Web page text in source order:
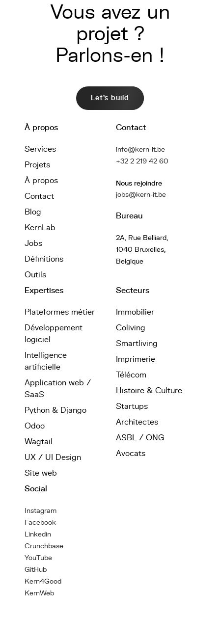
Vous avez un
projet ?
Parlons-en !
Let's build
À propos
Services
Projets
À propos
Contact
Blog
KernLab
Jobs
Définitions
Outils
Contact
info@kern-it.be
+32 2 219 42 60
Nous rejoindre
jobs@kern-it.be
Bureau
2A, Rue Belliard,
1040 Bruxelles,
Belgique
Expertises
Plateformes métier
Développement
logiciel
Intelligence
artificielle
Application web /
SaaS
Python & Django
Odoo
Wagtail
UX / UI Design
Site web
Secteurs
Immobilier
Coliving
Smartliving
Imprimerie
Télécom
Histoire & Culture
Startups
Architectes
ASBL / ONG
Avocats
Social
Instagram
Facebook
Linkedin
Crunchbase
YouTube
GitHub
Kern4Good
KernWeb